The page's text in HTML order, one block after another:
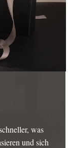
was
und sich